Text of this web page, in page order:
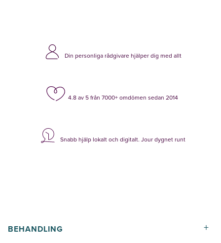
Din personliga rådgivare hjälper dig med allt
4.8 av 5 från 7000+ omdömen sedan 2014
Snabb hjälp lokalt och digitalt. Jour dygnet runt
BEHANDLING +